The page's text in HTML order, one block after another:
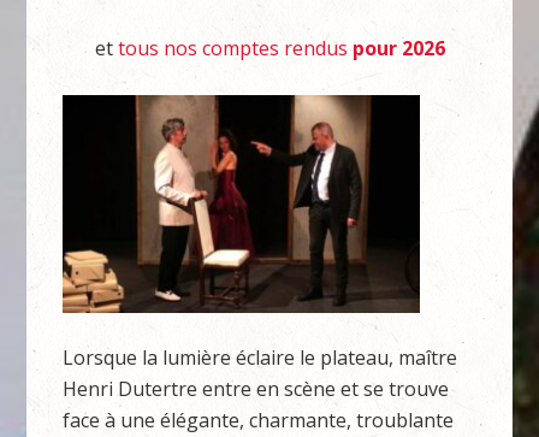
ettous nos comptes rendus pour 2026
Lorsque la lumière éclaire le plateau, maître
Henri Dutertre entre en scène et se trouve
face à une élégante, charmante, troublante